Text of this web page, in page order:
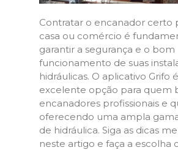
Contratar o encanador certo
casa ou comércio é
garantir a segurança e o bom
funcionamento de suas
hidráulicas. O aplicativo Grifo
excelente opção para quem
encanadores profissionais e
oferecendo uma ampla
de hidráulica. Siga as dicas
neste artigo e faça a escolha